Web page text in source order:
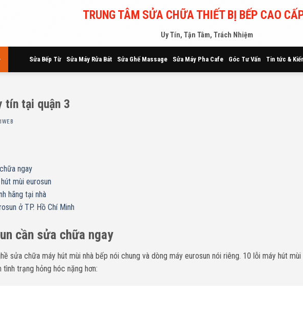
TRUNG TÂM SỬA CHỮA THIẾT BỊ BẾP CAO
Uy Tín, Tận Tâm, Trách Nhiệm
Sửa Bếp Từ Sửa Máy Rửa Bát Sửa Ghế Massage Sửa Máy Pha Cafe Góc Tư Vấn Tin tức &
tín tại quận 3
ngay
mùi eurosun
hãng tại nhà
ở TP. Hồ Chí Minh
cần sửa chữa ngay
sửa chữa máy hút mùi nhà bếp nói chung và dòng máy eurosun nói riêng. 10 lỗi máy hút
trạng hỏng hóc nặng hơn: